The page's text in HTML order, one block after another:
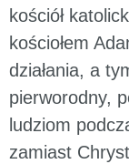
kościół
kościołem
działania, a
pierworodny,
ludziom
zamiast